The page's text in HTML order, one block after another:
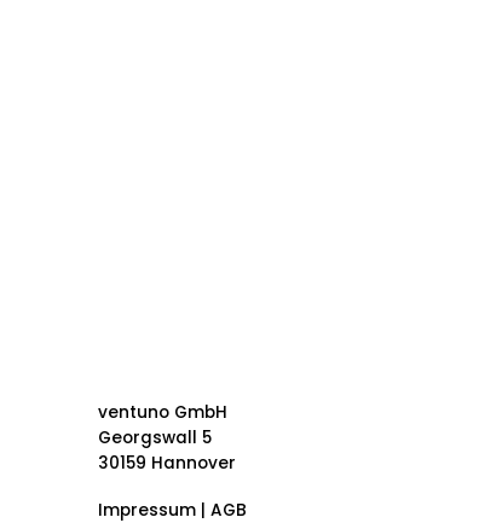
ventuno GmbH
Georgswall 5
30159 Hannover
Impressum | AGB